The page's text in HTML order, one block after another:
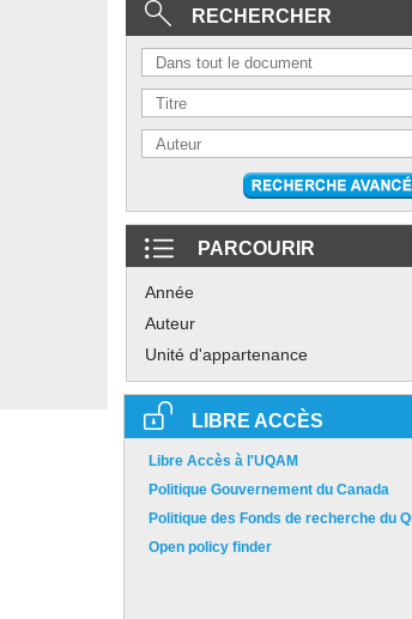
RECHERCHER
PARCOURIR
Année
Auteur
Unité d'appartenance
LIBRE ACCÈS
Libre Accès à l'UQAM
Politique Gouvernement du Canada
Politique des Fonds de recherche du
Open policy finder